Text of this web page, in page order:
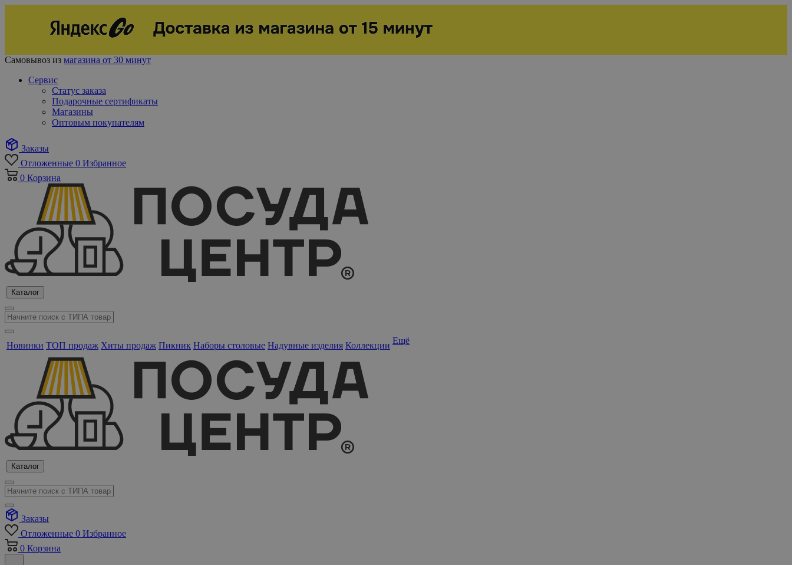
Самовывоз из магазина от 30 минут
Сервис
Статус заказа
Подарочные сертификаты
Магазины
Оптовым покупателям
Заказы
Отложенные 0 Избранное
0 Корзина
Каталог
Новинки ТОП продаж Хиты продаж Пикник Наборы столовые Надувные изделия Коллекции Ещё
Каталог
Заказы
Отложенные 0 Избранное
0 Корзина